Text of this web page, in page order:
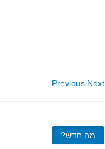
Previous Next
מה חדש?